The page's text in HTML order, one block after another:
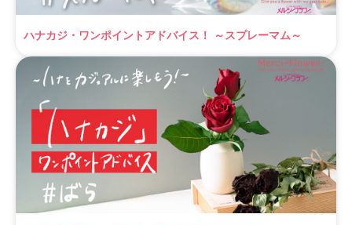
ハナカジ・ワンポイントアドバイス！ ～スプレーマム～